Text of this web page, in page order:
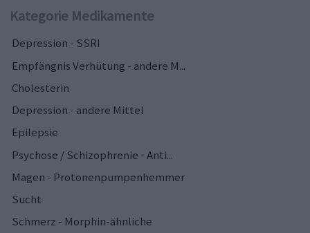
Kategorie Medikamente
Depression - SSRI
Empfängnis Verhütung - andere M...
Cholesterin
Depression - andere Mittel
Epilepsie
Psychose / Schizophrenie - Anti...
Magen - Protonenpumpenhemmer
Sucht
Schmerz - Morphin-ähnliche